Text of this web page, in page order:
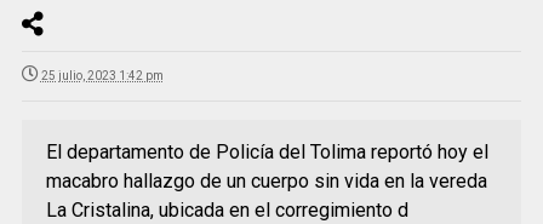
25 julio, 2023 1:42 pm
El departamento de Policía del Tolima reportó hoy el
macabro hallazgo de un cuerpo sin vida en la vereda
La Cristalina, ubicada en el corregimiento d